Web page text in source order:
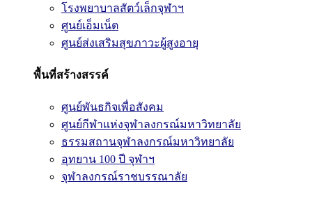
โรงพยาบาลสัตว์เล็กจุฬาฯ
ศูนย์เอ็มเน็ต
ศูนย์ส่งเสริมสุขภาวะผู้สูงอายุ
พื้นที่สร้างสรรค์
ศูนย์พันธกิจเพื่อสังคม
ศูนย์กีฬาแห่งจุฬาลงกรณ์มหาวิทยาลัย
ธรรมสถานจุฬาลงกรณ์มหาวิทยาลัย
อุทยาน 100 ปี จุฬาฯ
จุฬาลงกรณ์ราชบรรณาลัย